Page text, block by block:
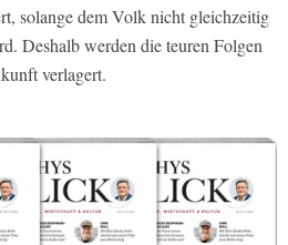
solange dem Volk nicht gleichzeitig
Deshalb werden die teuren Folgen
verlagert.